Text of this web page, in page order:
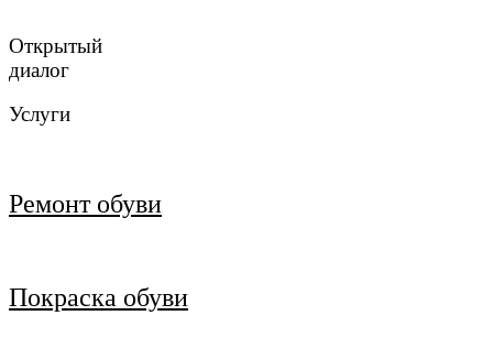
Открытый
диалог
Услуги
Ремонт обуви
Покраска обуви